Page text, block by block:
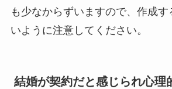
も少なからずいますので、作成
いように注意してください。
結婚が契約だと感じられ心理